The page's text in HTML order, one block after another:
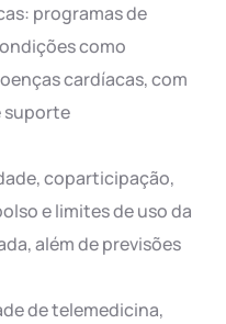
programas de
como
cardíacas, com
suporte
coparticipação,
e limites de uso da
além de previsões
de telemedicina,